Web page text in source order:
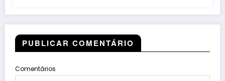
PUBLICAR COMENTÁRIO
Comentários